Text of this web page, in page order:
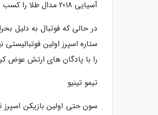
آسیایی 2018 مدال طلا را کسب کند و اکنون فقط در دوره آموزشی در خدمت سربازی خواهد بود.
در حالی که فوتبال به دلیل
ستاره اسپرز اولین
را با پادگان های ارتش عوض
تیمو تینیو
سون حتی اولین بازیکن